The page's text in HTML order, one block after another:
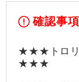
確認事項
★★★トロリ
★★★